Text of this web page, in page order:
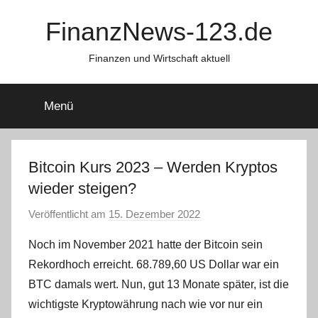
FinanzNews-123.de
Finanzen und Wirtschaft aktuell
Menü
Bitcoin Kurs 2023 – Werden Kryptos
wieder steigen?
Veröffentlicht am 15. Dezember 2022
n
a
d
m
Noch im November 2021 hatte der Bitcoin sein
Rekordhoch erreicht. 68.789,60 US Dollar war ein
BTC damals wert. Nun, gut 13 Monate später, ist die
wichtigste Kryptowährung nach wie vor nur ein